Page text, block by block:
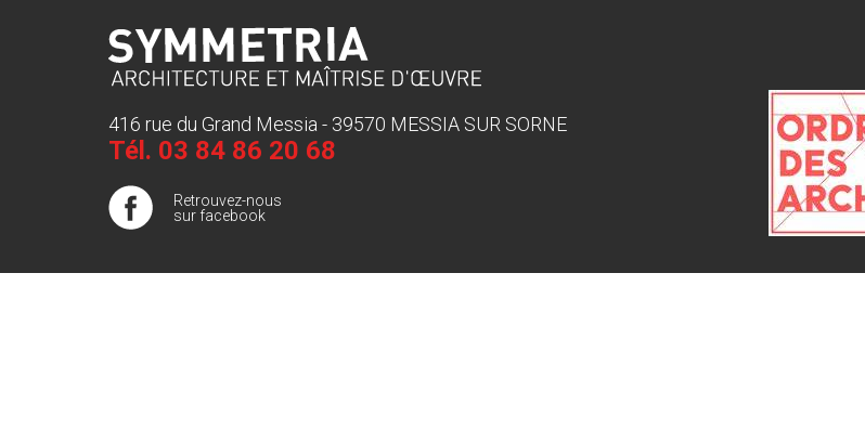
416 rue du Grand Messia - 39570 MESSIA SUR SORNE
Tél. 03 84 86 20 68
Retrouvez-nous
sur facebook